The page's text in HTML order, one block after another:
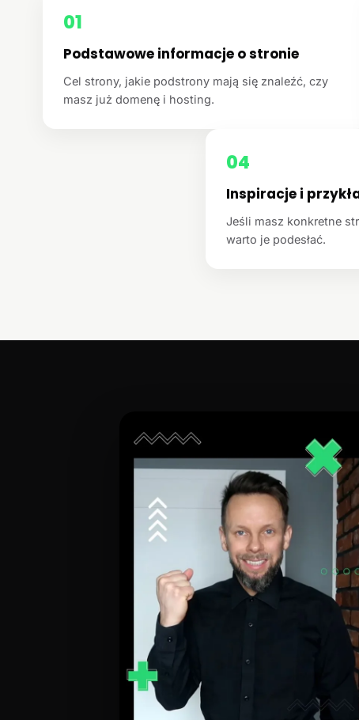
01
Podstawowe informacje o stronie
Cel strony, jakie podstrony mają się znaleźć, czy
masz już domenę i hosting.
04
Inspiracje i
Jeśli masz konkretne
warto je podesłać.